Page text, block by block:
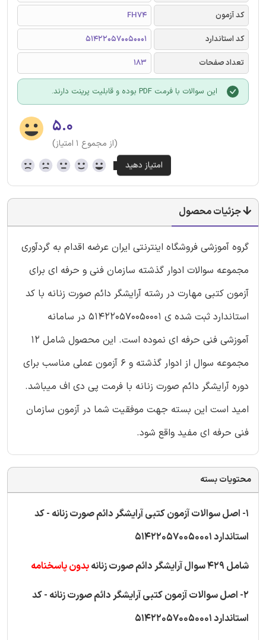
کد آزمون
FH74
کد استاندارد
514220570050001
تعداد صفحات
183
این سوالات با فرمت PDF بوده و قابلیت پرینت دارند.
۵.۰
(از مجموع ۱ امتیاز)
جزئیات محصول
گروه آموزشی فروشگاه اینترنتی ایران عرضه اقدام به گردآوری
مجموعه سوالات ادوار گذشته سازمان فنی و حرفه ای برای
آزمون کتبی مهارت در رشته آرایشگر دائم صورت زنانه با کد
استاندارد ثبت شده ی 514220570050001 در سامانه
آموزشی فنی حرفه ای نموده است. این محصول شامل 12
مجموعه سوال از ادوار گذشته و 6 آزمون عملی مناسب برای
دوره آرایشگر دائم صورت زنانه با فرمت پی دی اف میباشد.
امید است این بسته جهت موفقیت شما در آزمون سازمان
فنی حرفه ای مفید واقع شود.
محتویات بسته
1- اصل سوالات آزمون کتبی آرایشگر دائم صورت زنانه - کد
استاندارد 514220570050001
شامل 429 سوال آرایشگر دائم صورت زنانه بدون پاسخنامه
2- اصل سوالات آزمون کتبی آرایشگر دائم صورت زنانه - کد
استاندارد 514220570050001